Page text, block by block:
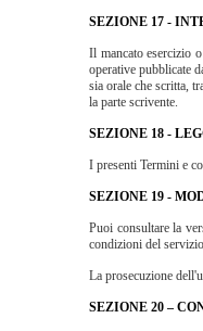
SEZIONE 17 -
Il mancato esercizio
operative pubblicate
sia orale che scritta,
la parte scrivente.
SEZIONE 18 -
I presenti Termini e
SEZIONE 19 -
Puoi consultare la
condizioni del
La prosecuzione
SEZIONE 20 –